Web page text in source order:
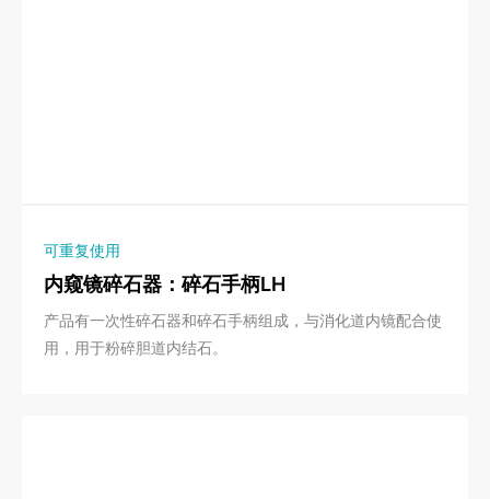
可重复使用
内窥镜碎石器：碎石手柄LH
产品有一次性碎石器和碎石手柄组成，与消化道内镜配合使
用，用于粉碎胆道内结石。